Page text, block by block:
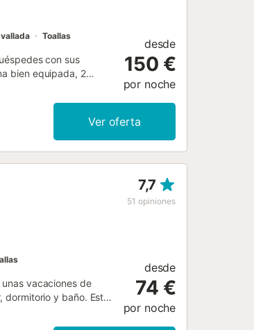
Toallas
con sus
bien equipada, 2
Este alquiler
huéspedes tienen
La propiedad
Hay
desde
150 €
por noche
Ver oferta
7,7
51 opiniones
vacaciones de
dormitorio y baño. Este
se puede
desde
74 €
por noche